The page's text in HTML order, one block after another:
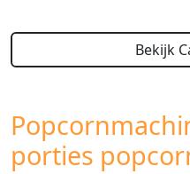
Bekijk
porties